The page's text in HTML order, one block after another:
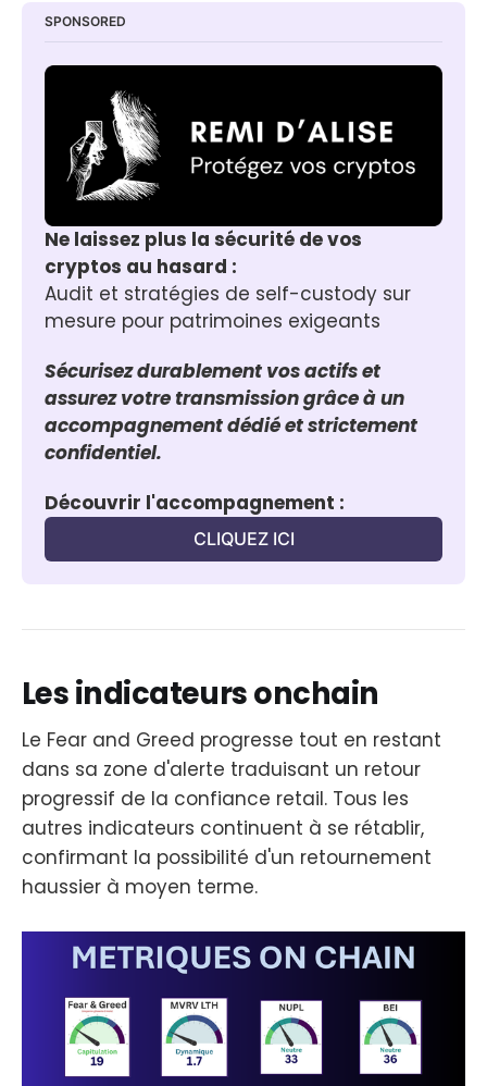
SPONSORED
Ne laissez plus la sécurité de vos
cryptos au hasard :
Audit et stratégies de self-custody sur
mesure pour patrimoines exigeants
Sécurisez durablement vos actifs et
assurez votre transmission grâce à un
accompagnement dédié et strictement
confidentiel.
Découvrir l'accompagnement :
CLIQUEZ ICI
Les indicateurs onchain
Le Fear and Greed progresse tout en restant
dans sa zone d'alerte traduisant un retour
progressif de la confiance retail. Tous les
autres indicateurs continuent à se rétablir,
confirmant la possibilité d'un retournement
haussier à moyen terme.